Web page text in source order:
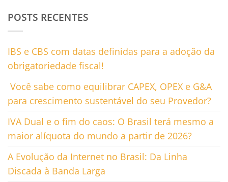
POSTS RECENTES
IBS e CBS com datas definidas para a adoção da
obrigatoriedade fiscal!
Você sabe como equilibrar CAPEX, OPEX e G&A
para crescimento sustentável do seu Provedor?
IVA Dual e o fim do caos: O Brasil terá mesmo a
maior alíquota do mundo a partir de 2026?
A Evolução da Internet no Brasil: Da Linha
Discada à Banda Larga